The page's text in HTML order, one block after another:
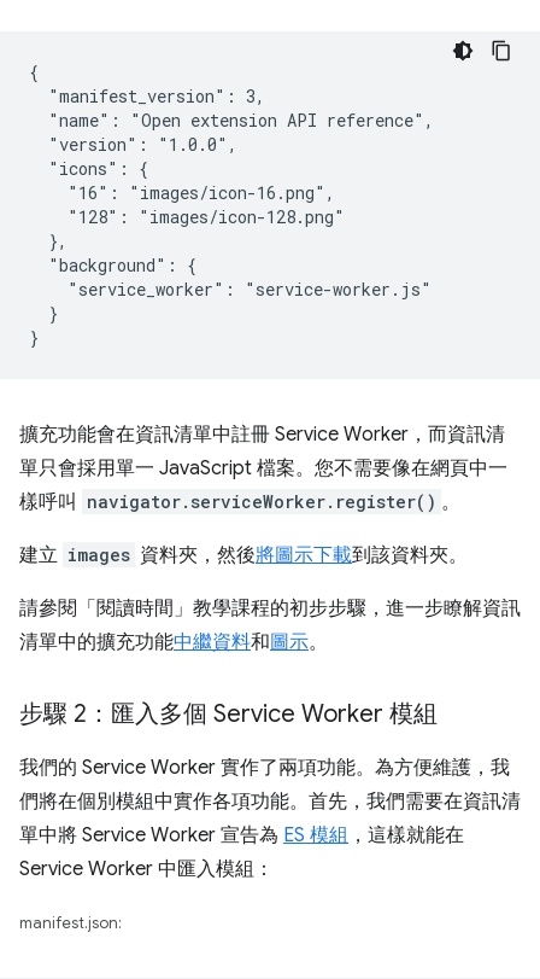
{
  "manifest_version": 3,
  "name": "Open extension API reference",
  "version": "1.0.0",
  "icons": {
    "16": "images/icon-16.png",
    "128": "images/icon-128.png"
  },
  "background": {
    "service_worker": "service-worker.js"
  }
擴充功能會在資訊清單中註冊 Service Worker，而資訊清
單只會採用單一 JavaScript 檔案。您不需要像在網頁中一
樣呼叫
navigator.serviceWorker.register() 。
建立 images 資料夾，然後將圖示下載到該資料夾。
請參閱「閱讀時間」教學課程的初步步驟，進一步瞭解資訊
清單中的擴充功能中繼資料和圖示。
步驟 2：匯入多個 Service Worker 模組
我們的 Service Worker 實作了兩項功能。為方便維護，我
們將在個別模組中實作各項功能。首先，我們需要在資訊清
單中將 Service Worker 宣告為 ES 模組 ，這樣就能在
Service Worker 中匯入模組：
manifest.json: